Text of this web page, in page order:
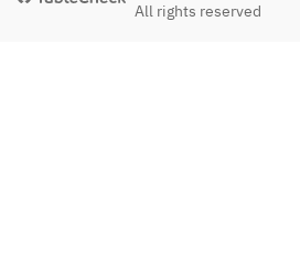
All rights reserved